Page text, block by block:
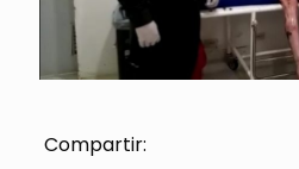
Compartir: